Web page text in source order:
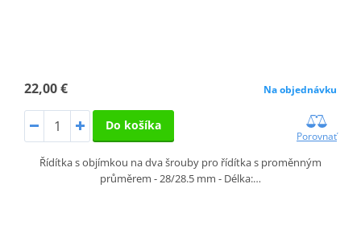
22,00 € Na objednávku
Do košíka
Porovnať
Řídítka s objímkou na dva šrouby pro řídítka s proměnným
průměrem - 28/28.5 mm - Délka:…